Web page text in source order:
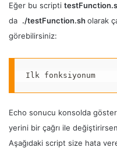
Eğer bu scripti
da ./testFunction.sholarak
görebilirsiniz:
Ilk fonksiyonum
Echo sonucu konsolda
yerini bir çağrı ile
Aşağıdaki script size hata